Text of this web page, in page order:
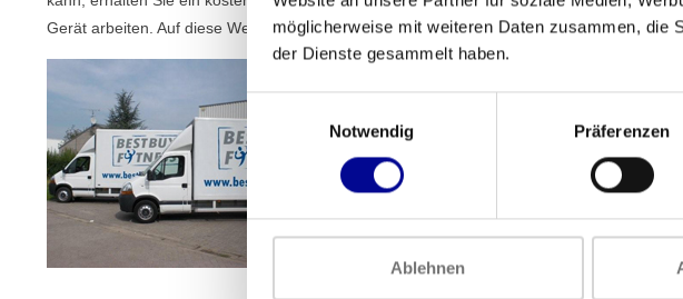
möglicherweise mit weiteren Daten zusammen, die
der Dienste gesammelt haben.
Einwilligungsauswahl
Notwendig
Präferenzen
Ablehnen
Gerät arbeiten. Auf diese Weise können Sie alle Ihre Kunden zufriedenstellen.